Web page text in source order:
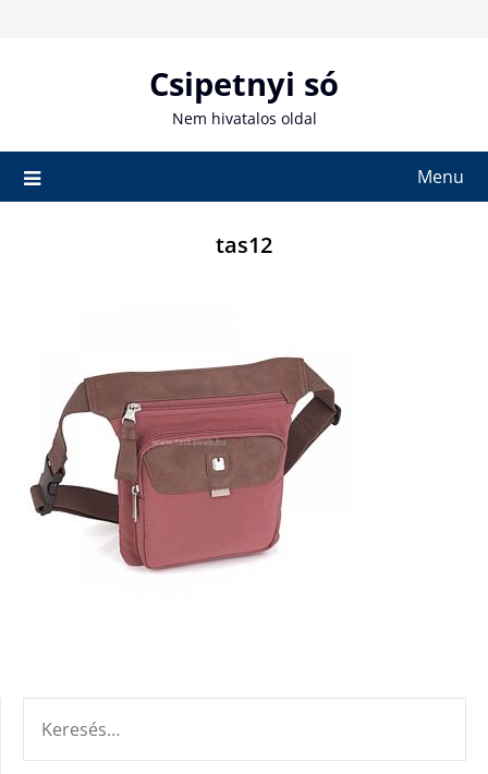
Csipetnyi só
Nem hivatalos oldal
Menu
tas12